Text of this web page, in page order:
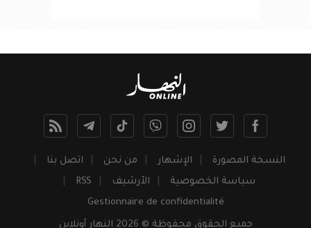
النسخة المصورة الإشهار من نحن
اتصل بنا
سياسة الخصوصية
الأرشيف
RSS
Gestionnaire de confidentialité
جميع الحقوق محفوظة © 2026 النهار أونلاين